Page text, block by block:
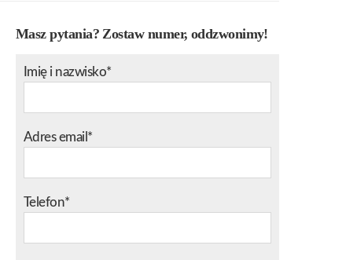
Masz pytania? Zostaw numer, oddzwonimy!
Imię i nazwisko*
Adres email*
Telefon*